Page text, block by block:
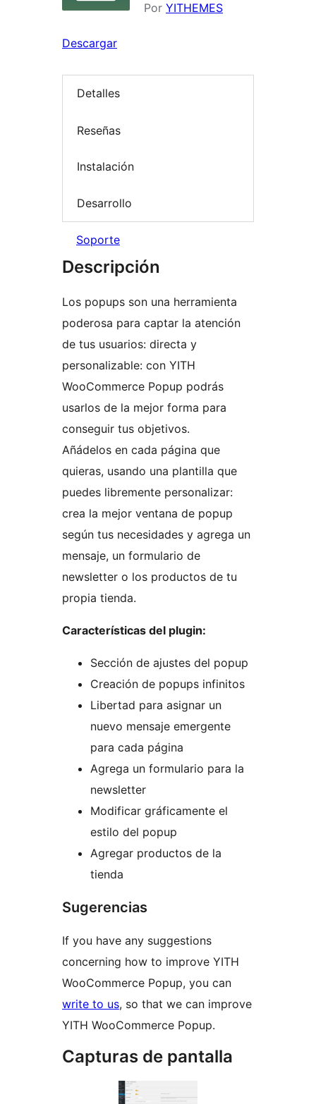
Por YITHEMES
Descargar
Detalles
Reseñas
Instalación
Desarrollo
Soporte
Descripción
Los popups son una herramienta
poderosa para captar la atención
de tus usuarios: directa y
personalizable: con YITH
WooCommerce Popup podrás
usarlos de la mejor forma para
conseguir tus objetivos.
Añádelos en cada página que
quieras, usando una plantilla que
puedes libremente personalizar:
crea la mejor ventana de popup
según tus necesidades y agrega un
mensaje, un formulario de
newsletter o los productos de tu
propia tienda.
Características del plugin:
Sección de ajustes del popup
Creación de popups infinitos
Libertad para asignar un
nuevo mensaje emergente
para cada página
Agrega un formulario para la
newsletter
Modificar gráficamente el
estilo del popup
Agregar productos de la
tienda
Sugerencias
If you have any suggestions
concerning how to improve YITH
WooCommerce Popup, you can
write to us, so that we can improve
YITH WooCommerce Popup.
Capturas de pantalla